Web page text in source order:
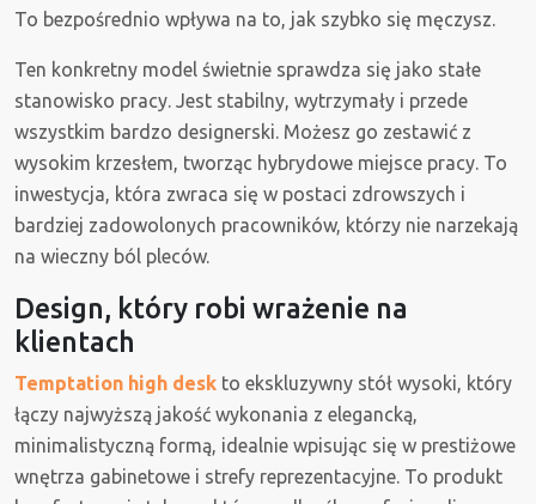
To bezpośrednio wpływa na to, jak szybko się męczysz.
Ten konkretny model świetnie sprawdza się jako stałe
stanowisko pracy. Jest stabilny, wytrzymały i przede
wszystkim bardzo designerski. Możesz go zestawić z
wysokim krzesłem, tworząc hybrydowe miejsce pracy. To
inwestycja, która zwraca się w postaci zdrowszych i
bardziej zadowolonych pracowników, którzy nie narzekają
na wieczny ból pleców.
Design, który robi wrażenie na
klientach
Temptation high desk to ekskluzywny stół wysoki, który
łączy najwyższą jakość wykonania z elegancką,
minimalistyczną formą, idealnie wpisując się w prestiżowe
wnętrza gabinetowe i strefy reprezentacyjne. To produkt